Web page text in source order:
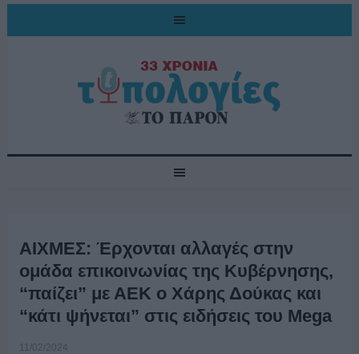
ΑΙΧΜΕΣ: Έρχονται αλλαγές στην
ομάδα επικοινωνίας της Κυβέρνησης,
“παίζει” με ΑΕΚ ο Χάρης Δούκας και
“κάτι ψήνεται” στις ειδήσεις του Mega
11/02/2024